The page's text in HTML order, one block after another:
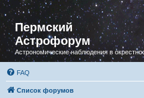
Пермский
Астрофорум
Астрономические наблюдения в
FAQ
Список форумов